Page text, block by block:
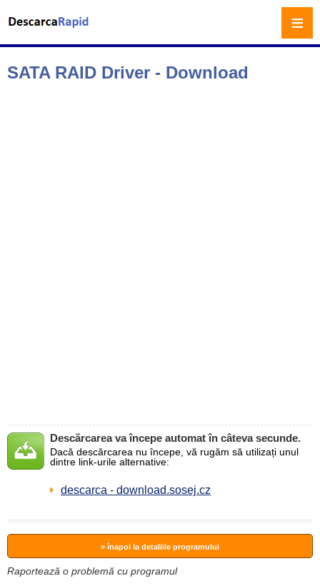
SATA RAID Driver - Download
Descărcarea va începe automat în câteva secunde.
Dacă descărcarea nu începe, vă rugăm să utilizați unul
dintre link-urile alternative:
descarca - download.sosej.cz
» înapoi la detaliile programului
Raportează o problemă cu programul
≡